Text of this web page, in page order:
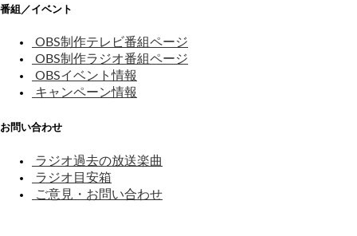
番組／イベント
OBS制作テレビ番組ページ
OBS制作ラジオ番組ページ
OBSイベント情報
キャンペーン情報
お問い合わせ
ラジオ過去の放送楽曲
ラジオ目安箱
ご意見・お問い合わせ